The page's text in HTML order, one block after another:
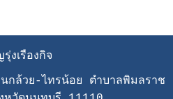
งเรืองกิจ
ล้วย-ไทรน้อย ตำบาลพิมลราช